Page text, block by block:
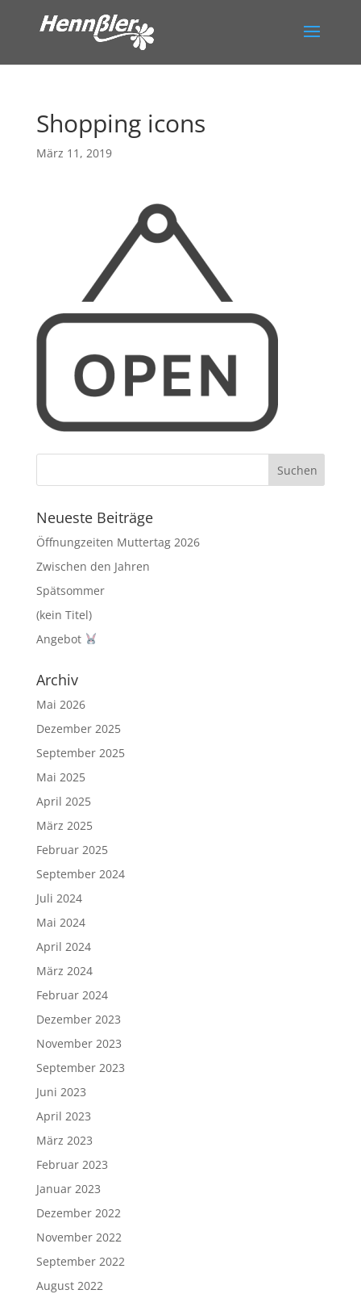
Shopping icons
März 11, 2019
Neueste Beiträge
Öffnungzeiten Muttertag 2026
Zwischen den Jahren
Spätsommer
(kein Titel)
Angebot
Archiv
Mai 2026
Dezember 2025
September 2025
Mai 2025
April 2025
März 2025
Februar 2025
September 2024
Juli 2024
Mai 2024
April 2024
März 2024
Februar 2024
Dezember 2023
November 2023
September 2023
Juni 2023
April 2023
März 2023
Februar 2023
Januar 2023
Dezember 2022
November 2022
September 2022
August 2022